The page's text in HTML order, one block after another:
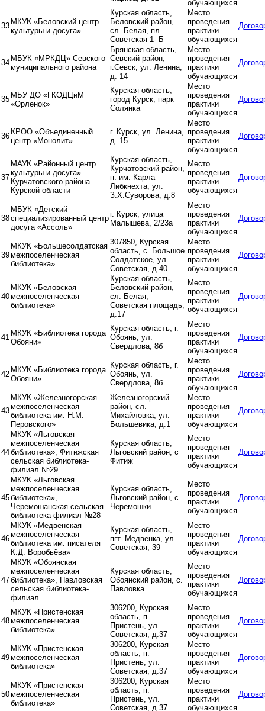
обучающихся
33 МКУК «Беловский центр
культуры и досуга»
Курская область,
Беловский район,
сл. Белая, пл.
Советская 1- Б
Место
проведения
практики
обучающихся
34 МБУК «МРКДЦ» Севского
муниципального района
Брянская область,
Севский район,
г.Севск, ул. Ленина,
д. 14
Место
проведения
практики
обучающихся
35 МБУ ДО «ГКОДЦиМ
«Орленок»
Курская область,
город Курск, парк
Солянка
Место
проведения
практики
обучающихся
36 КРОО «Объединенный
центр «Монолит»
г. Курск, ул. Ленина,
д. 15
Место
проведения
практики
обучающихся
37
МАУК «Районный центр
культуры и досуга»
Курчатовского района
Курской области
Курская область,
Курчатовский район,
п. им. Карла
Либкнехта, ул.
З.Х.Суворова, д.8
Место
проведения
практики
обучающихся
38
МБУК «Детский
специализированный центр
досуга «Ассоль»
г. Курск, улица
Малышева, 2/23а
Место
проведения
практики
обучающихся
39
МКУК «Большесолдатская
межпоселенческая
библиотека»
307850, Курская
область, с. Большое
Солдатское, ул.
Советская, д.40
Место
проведения
практики
обучающихся
40
МКУК «Беловская
межпоселенческая
библиотека»
Курская область,
Беловский район,
сл. Белая,
Советская площадь,
д.17
Место
проведения
практики
обучающихся
41 МКУК «Библиотека города
Обояни»
Курская область, г.
Обоянь, ул.
Свердлова, 8б
Место
проведения
практики
обучающихся
42 МКУК «Библиотека города
Обояни»
Курская область, г.
Обоянь, ул.
Свердлова, 8б
Место
проведения
практики
обучающихся
43
МКУК «Железногорская
межпоселенческая
библиотека им. Н.М.
Перовского»
Железногорский
район, сл.
Михайловка, ул.
Большевика, д.1
Место
проведения
практики
обучающихся
44
МКУК «Льговская
межпоселенческая
библиотека», Фитижская
сельская библиотека-
филиал №29
Курская область,
Льговский район, с
Фитиж
Место
проведения
практики
обучающихся
45
МКУК «Льговская
межпоселенческая
библиотека»,
Черемошанская сельская
библиотека-филиал №28
Курская область,
Льговский район, с
Черемошки
Место
проведения
практики
обучающихся
46
МКУК «Медвенская
межпоселенческая
библиотека им. писателя
К.Д. Воробьёва»
Курская область,
пгт. Медвенка, ул.
Советская, 39
Место
проведения
практики
обучающихся
47
МКУК «Обоянская
межпоселенческая
библиотека», Павловская
сельская библиотека-
филиал
Курская область,
Обоянский район, с.
Павловка
Место
проведения
практики
обучающихся
48
МКУК «Пристенская
межпоселенческая
библиотека»
306200, Курская
область, п.
Пристень, ул.
Советская, д.37
Место
проведения
практики
обучающихся
49
МКУК «Пристенская
межпоселенческая
библиотека»
306200, Курская
область, п.
Пристень, ул.
Советская, д.37
Место
проведения
практики
обучающихся
50
МКУК «Пристенская
межпоселенческая
библиотека»
306200, Курская
область, п.
Пристень, ул.
Советская, д.37
Место
проведения
практики
обучающихся